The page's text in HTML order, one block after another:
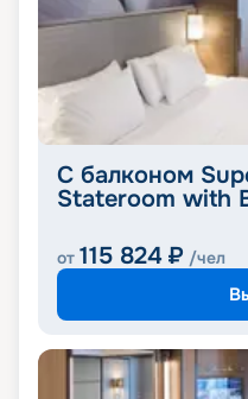
С балконом
Stateroom with
от 115 824 ₽ /чел